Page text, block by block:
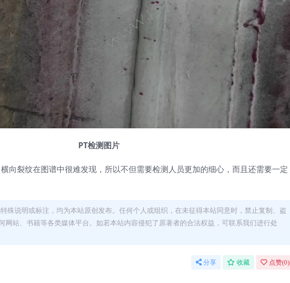
PT检测图片
向裂纹在图谱中很难发现，所以不但需要检测人员更加的细心，而且还需要一定
殊说明或标注，均为本站原创发布。任何个人或组织，在未征得本站同意时，禁止复制、盗
网站、书籍等各类媒体平台。如若本站内容侵犯了原著者的合法权益，可联系我们进行处
分享 收藏 点赞(0)